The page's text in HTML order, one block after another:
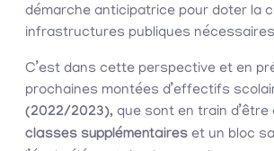
démarche anticipatrice pour doter la
infrastructures publiques
C’est dans cette perspective et en
prochaines montées d’effectifs
(2022/2023), que sont en train d’être
classes supplémentaires et un bloc